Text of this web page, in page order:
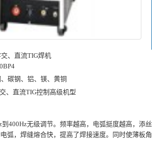
、直流TIG焊机
碳钢、铝、镁、黄铜
、直流TIG控制高级机型
400Hz无级调节。频率越高，电弧挺度越高，添
弧，焊缝熔合快，提高了焊接速度。同时使薄板